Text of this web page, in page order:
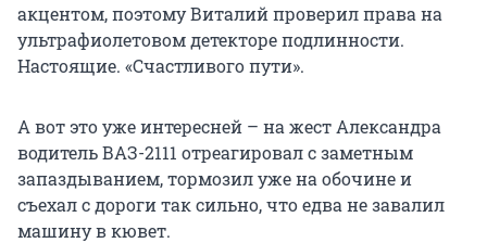
акцентом, поэтому Виталий проверил права на
ультрафиолетовом детекторе подлинности.
Настоящие. «Счастливого пути».
А вот это уже интересней – на жест Александра
водитель ВАЗ-2111 отреагировал с заметным
запаздыванием, тормозил уже на обочине и
съехал с дороги так сильно, что едва не завалил
машину в кювет.